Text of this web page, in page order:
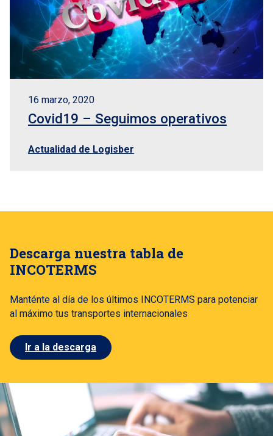
16 marzo, 2020
Covid19 – Seguimos operativos
Actualidad de Logisber
Descarga nuestra tabla de
INCOTERMS
Manténte al día de los últimos INCOTERMS para potenciar
al máximo tus transportes internacionales
Ir a la descarga